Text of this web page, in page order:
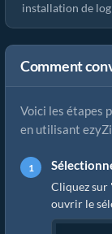
installation de
Comment
Voici les étapes
en utilisant
Cliquez sur
ouvrir le